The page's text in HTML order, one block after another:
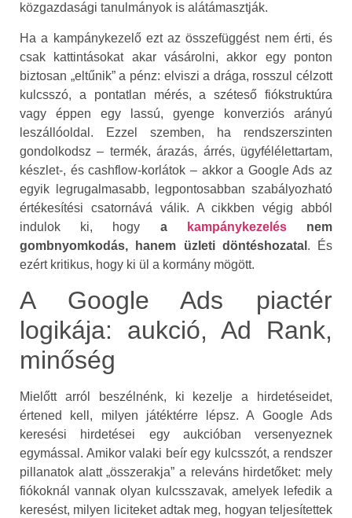
közgazdasági tanulmányok is alátámasztják.
Ha a kampánykezelő ezt az összefüggést nem érti, és
csak kattintásokat akar vásárolni, akkor egy ponton
biztosan „eltűnik” a pénz: elviszi a drága, rosszul célzott
kulcsszó, a pontatlan mérés, a széteső fiókstruktúra
vagy éppen egy lassú, gyenge konverziós arányú
leszállóoldal. Ezzel szemben, ha rendszerszinten
gondolkodsz – termék, árazás, árrés, ügyfélélettartam,
készlet-, és cashflow-korlátok – akkor a Google Ads az
egyik legrugalmasabb, legpontosabban szabályozható
értékesítési csatornává válik. A cikkben végig abból
indulok ki, hogy a kampánykezelésnem
gombnyomkodás, hanem üzleti döntéshozatal . És
ezért kritikus, hogy ki ül a kormány mögött.
A Google Ads piactér
logikája: aukció, Ad Rank,
minőség
Mielőtt arról beszélnénk, ki kezelje a hirdetéseidet,
értened kell, milyen játéktérre lépsz. A Google Ads
keresési hirdetései egy aukcióban versenyeznek
egymással. Amikor valaki beír egy kulcsszót, a rendszer
pillanatok alatt „összerakja” a releváns hirdetőket: mely
fiókoknál vannak olyan kulcsszavak, amelyek lefedik a
keresést, milyen liciteket adtak meg, hogyan teljesítettek